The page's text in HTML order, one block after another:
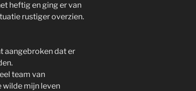
heftig en ging er van
rustiger overzien.
aangebroken dat er
team van
wilde mijn leven